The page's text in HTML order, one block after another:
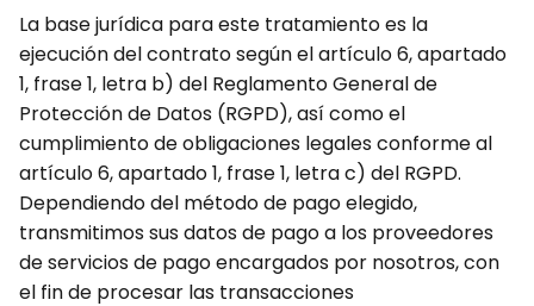
La base jurídica para este tratamiento es la
ejecución del contrato según el artículo 6, apartado
1, frase 1, letra b) del Reglamento General de
Protección de Datos (RGPD), así como el
cumplimiento de obligaciones legales conforme al
artículo 6, apartado 1, frase 1, letra c) del RGPD.
Dependiendo del método de pago elegido,
transmitimos sus datos de pago a los proveedores
de servicios de pago encargados por nosotros, con
el fin de procesar las transacciones